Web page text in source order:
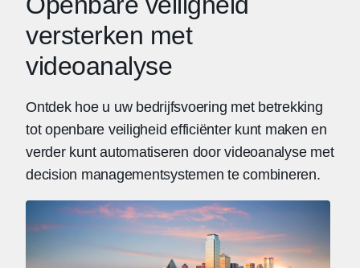
versterken met
videoanalyse
Ontdek hoe u uw bedrijfsvoering met betrekking
tot openbare veiligheid efficiënter kunt maken en
verder kunt automatiseren door videoanalyse met
decision managementsystemen te combineren.